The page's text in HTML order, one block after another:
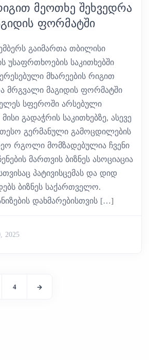
ᲛᲔᲝᲗᲮᲔ ᲨᲔᲮᲕᲔᲓᲠᲐ
ᲤᲝᲠᲛᲐᲢᲨᲘ
გაიმართა თბილისი
უსაფრთხოების საკითხებში
მხარეების რიგით
მრგვალი მაგიდის ფორმატში
სფეროში არსებული
გადაჭრის საკითხებზე, ასევე
გერმანული გამოცდილების
რგოლი მომზადებულია ჩვენი
მართვის ბიზნეს ასოციაცია
პატივისცემას და დიდ
ბიზნეს საქართველო.
დახმარებისთვის […]
2025
4